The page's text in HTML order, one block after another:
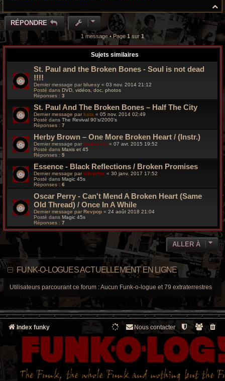
a
RÉPONDRE
1 message • Page 1sur 1
Sujets similaires
St. Paul and the Broken Bones - Soul is not dead
!!!!
Dernier message par bluesy « 03 nov. 2014 21:12
Posté dans DVD, vidéos, doc, photos
Réponses : 3
St. Paul And The Broken Bones – Half The City
Dernier message parkata « 05 nov. 2014 02:49
Posté dans The Revival 90’s/2000’s
Réponses : 7
Herby Brown ‎– One More Broken Heart / (Instr.)
Dernier message par funkiness « 07 avr. 2015 19:52
Posté dans Maxis et 45
Réponses : 5
Essence - Black Reflections / Broken Promises
Dernier message parsilverfox « 30 janv. 2017 17:52
Posté dans Magic 45s
Réponses : 6
Oscar Perry - Can't Mend A Broken Heart (Same
Old Thread) / Once In A While
Dernier message par Revpop « 24 août 2018 21:04
Posté dans Magic 45s
Réponses : 7
ALLER À
FUNK-O-LOGUES ACTUELLEMENT EN LIGNE
Utilisateurs parcourant ce forum : Aucun Funk-o-logue et 79 extraterrestres
Index funky Nous contacter